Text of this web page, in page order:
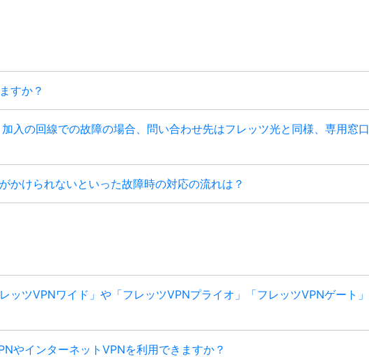
すか？
入の回線での故障の場合、問い合わせ先はフレッツ光と同様、専用窓
かけられないといった故障時の対応の流れは？
ッツVPNワイド」や「フレッツVPNプライオ」「フレッツVPNゲート
やインターネットVPNを利用できますか？